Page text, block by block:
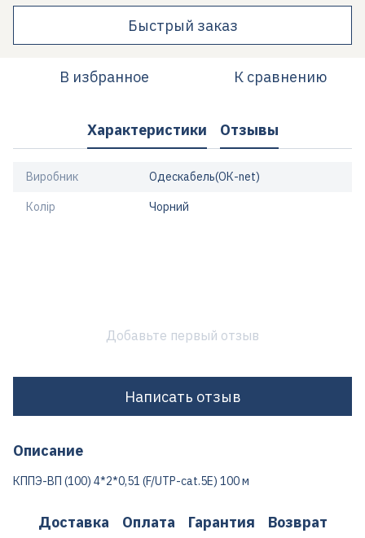
Быстрый заказ
В избранное К сравнению
Характеристики Отзывы
Виробник Одескабель(ОК-net)
Колір Чорний
Добавьте первый отзыв
Написать отзыв
Описание
КППЭ-ВП (100) 4*2*0,51 (F/UTP-cat.5E) 100 м
Доставка Оплата Гарантия Возврат